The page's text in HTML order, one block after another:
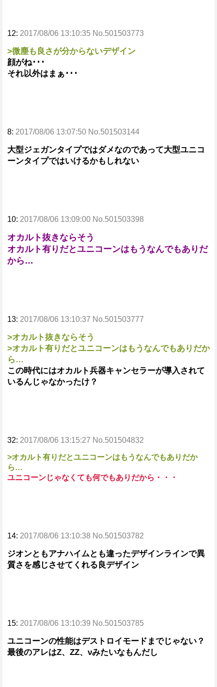
12: 2017/08/06 13:10:35 No.501503773
>微塵も良さが分からないデザイン
顔がね･･･
それ以外はまぁ･･･
8: 2017/08/06 13:07:50 No.501503144
大型ジェガンタイプではダメなのであって大型ユニコ
ーンタイプではいけるかもしれない
10: 2017/08/06 13:09:00 No.501503398
オカルト抜きならそう
オカルト有りだとユニコーンはもうなんでもありだ
から…
13: 2017/08/06 13:10:37 No.501503777
>オカルト抜きならそう
>オカルト有りだとユニコーンはもうなんでもありだか
ら…
この時代にはオカルト兵器キャンセラーが導入されて
いるんじゃなかったけ？
32: 2017/08/06 13:15:27 No.501504832
>オカルト有りだとユニコーンはもうなんでもありだか
ら…
ユニコーンじゃなくても何でもありだから・・・
14: 2017/08/06 13:10:38 No.501503782
ジオンともアナハイムとも違ったデザインラインで異
質さを感じさせてくれる良デザイン
15: 2017/08/06 13:10:39 No.501503785
ユニコーンの性能はデストロイモードまでじゃない？
最後のアレはZ、ZZ、νみたいなもんだし